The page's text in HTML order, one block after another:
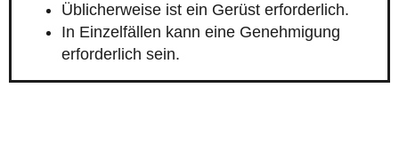
Üblicherweise ist ein Gerüst erforderlich.
In Einzelfällen kann eine Genehmigung
erforderlich sein.